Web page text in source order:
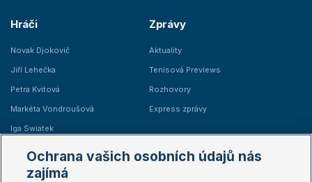
Hráči
Novak Djokovič
Jiří Lehečka
Petra Kvitová
Markéta Vondroušová
Iga Swiatek
Zprávy
Aktuality
Tenisová Previews
Rozhovory
Express zprávy
Žebříčky
Ochrana vašich osobních údajů nás
zajímá